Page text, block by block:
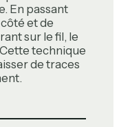
En passant
et de
sur le fil, le
technique
de traces